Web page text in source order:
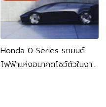
Honda 0 Series รถยนต์
ไฟฟ้าแห่งอนาคตโชว์ตัวในงาน